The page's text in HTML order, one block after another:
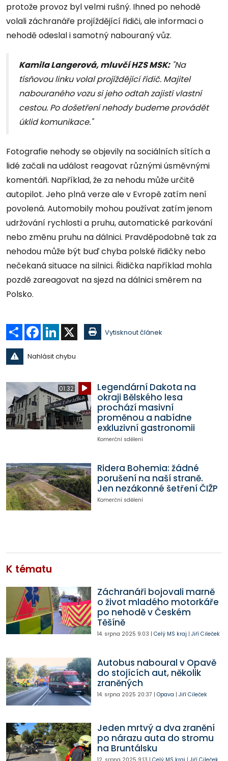
protože provoz byl velmi rušný. Ihned po nehodě
volali záchranáře projíždějící řidiči, ale informaci o
nehodě odeslal i samotný nabouraný vůz.
Kamila Langerová, mluvčí HZS MSK:"Na
tísňovou linku volal projíždějící řidič. Majitel
nabouraného vozu si jeho odtah zajistí vlastní
cestou. Po došetření nehody budeme provádět
úklid komunikace."
Fotografie nehody se objevily na sociálních sítích a
lidé začali na událost reagovat různými úsměvnými
komentáři. Například, že za nehodu může určitě
autopilot. Jeho plná verze ale v Evropě zatím není
povolená. Automobily mohou používat zatím jenom
udržování rychlosti a pruhu, automatické parkování
nebo změnu pruhu na dálnici. Pravděpodobně tak za
nehodou může být buď chyba polské řidičky nebo
nečekaná situace na silnici. Řidička například mohla
pozdě zareagovat na sjezd na dálnici směrem na
Polsko.
Sdílet Facebook
LinkedIn Vytisknout článek
Nahlásit chybu
01:32
Legendární Dakota na
okraji Bělského lesa
prochází masivní
proměnou a nabídne
exkluzivní gastronomii
Komerční sdělení
Ridera Bohemia: žádné
porušení na naší straně.
Jen nezákonné šetření ČIŽP
Komerční sdělení
K tématu
Záchranáři bojovali marně
o život mladého motorkáře
po nehodě v Českém
Těšíně
14. srpna 2025 9:03 | Celý MS kraj | Jiří Cileček
Autobus naboural v Opavě
do stojících aut, několik
zraněných
14. srpna 2025 20:37 | Opava | Jiří Cileček
Jeden mrtvý a dva zranění
po nárazu auta do stromu
na Bruntálsku